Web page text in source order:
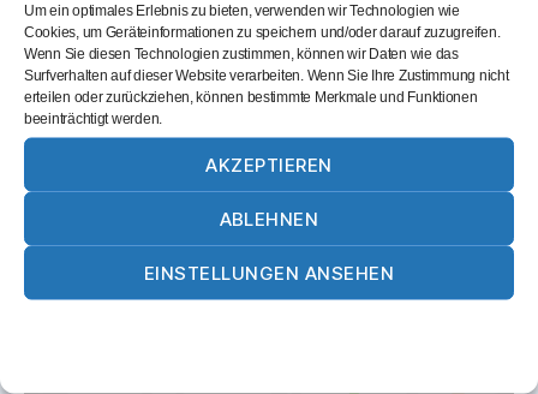
Um ein optimales Erlebnis zu bieten, verwenden wir Technologien wie
Cookies, um Geräteinformationen zu speichern und/oder darauf zuzugreifen.
Wenn Sie diesen Technologien zustimmen, können wir Daten wie das
Surfverhalten auf dieser Website verarbeiten. Wenn Sie Ihre Zustimmung nicht
erteilen oder zurückziehen, können bestimmte Merkmale und Funktionen
beeinträchtigt werden.
AKZEPTIEREN
ABLEHNEN
EINSTELLUNGEN ANSEHEN